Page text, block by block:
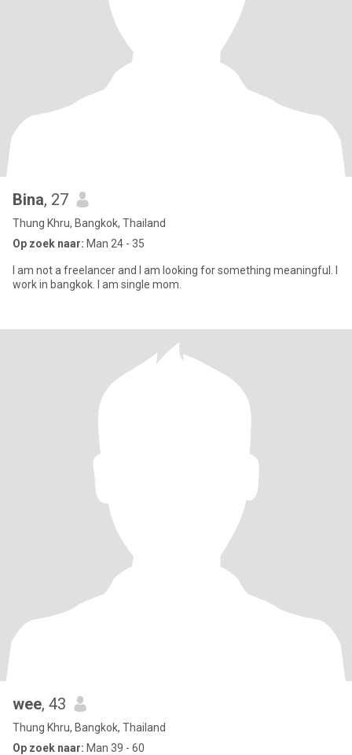
Bina, 27
Thung Khru, Bangkok, Thailand
Op zoek naar: Man 24 - 35
I am not a freelancer and I am looking for something meaningful. I
work in bangkok. I am single mom.
wee, 43
Thung Khru, Bangkok, Thailand
Op zoek naar: Man 39 - 60